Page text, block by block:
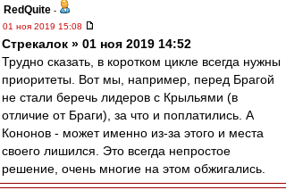
RedQuite -
01 ноя 2019 15:08
Стрекалок » 01 ноя 2019 14:52
Трудно сказать, в коротком цикле всегда нужны
приоритеты. Вот мы, например, перед Брагой
не стали беречь лидеров с Крыльями (в
отличие от Браги), за что и поплатились. А
Кононов - может именно из-за этого и места
своего лишился. Это всегда непростое
решение, очень многие на этом обжигались.